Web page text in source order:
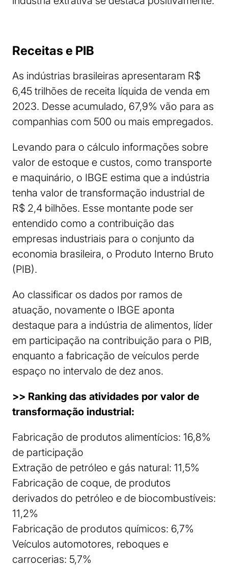
Receitas e PIB
As indústrias brasileiras apresentaram R$
6,45 trilhões de receita líquida de venda em
2023. Desse acumulado, 67,9% vão para as
companhias com 500 ou mais empregados.
Levando para o cálculo informações sobre
valor de estoque e custos, como transporte
e maquinário, o IBGE estima que a indústria
tenha valor de transformação industrial de
R$ 2,4 bilhões. Esse montante pode ser
entendido como a contribuição das
empresas industriais para o conjunto da
economia brasileira, o Produto Interno Bruto
(PIB).
Ao classificar os dados por ramos de
atuação, novamente o IBGE aponta
destaque para a indústria de alimentos, líder
em participação na contribuição para o PIB,
enquanto a fabricação de veículos perde
espaço no intervalo de dez anos.
>> Ranking das atividades por valor de
transformação industrial:
Fabricação de produtos alimentícios: 16,8%
de participação
Extração de petróleo e gás natural: 11,5%
Fabricação de coque, de produtos
derivados do petróleo e de biocombustíveis:
11,2%
Fabricação de produtos químicos: 6,7%
Veículos automotores, reboques e
carrocerias: 5,7%